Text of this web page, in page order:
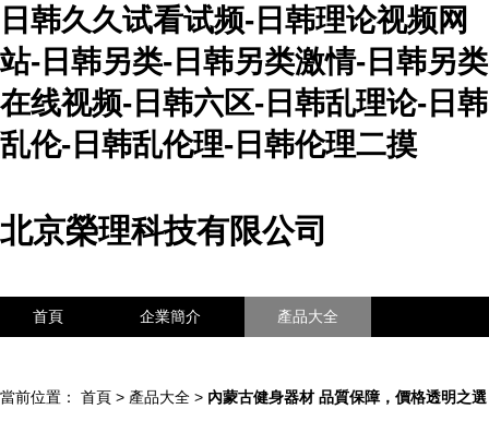
日韩久久试看试频-日韩理论视频网
站-日韩另类-日韩另类激情-日韩另类
在线视频-日韩六区-日韩乱理论-日韩
乱伦-日韩乱伦理-日韩伦理二摸
北京榮理科技有限公司
首頁 企業簡介 產品大全
當前位置： 首頁 > 產品大全 > 內蒙古健身器材 品質保障，價格透明之選